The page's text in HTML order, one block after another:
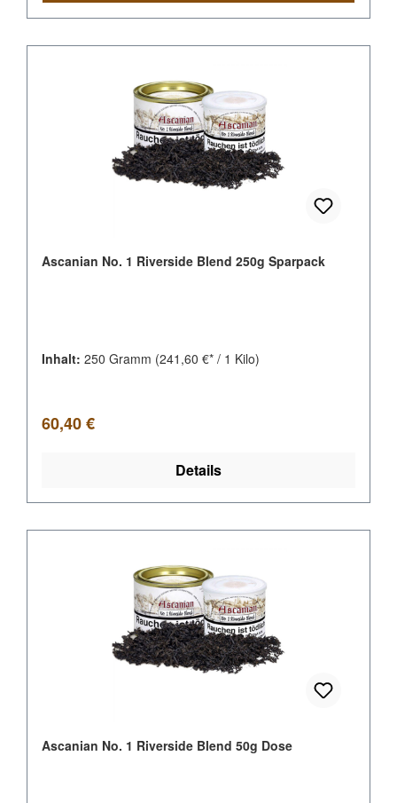
Ascanian No. 1 Riverside Blend 250g Sparpack
Inhalt: 250 Gramm (241,60 €* / 1 Kilo)
Regulärer Preis:
60,40 €
Details
Ascanian No. 1 Riverside Blend 50g Dose